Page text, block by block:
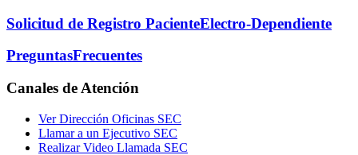
Solicitud de Registro PacienteElectro-Dependiente
PreguntasFrecuentes
Canales de Atención
Ver Dirección Oficinas SEC
Llamar a un Ejecutivo SEC
Realizar Video Llamada SEC